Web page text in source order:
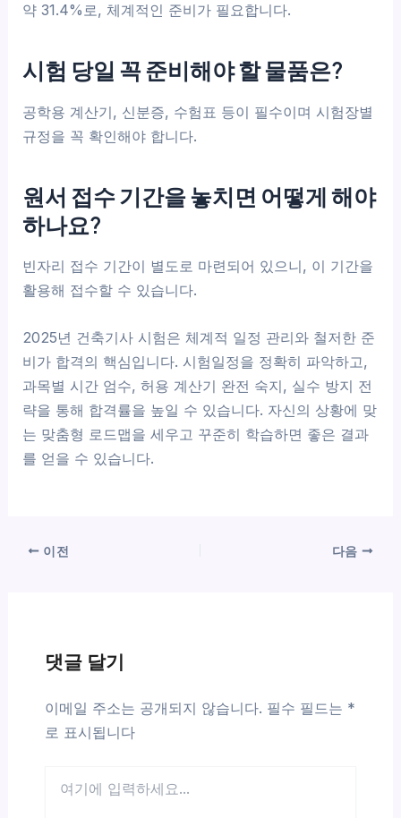
약 31.4%로, 체계적인 준비가 필요합니다.
시험 당일 꼭 준비해야 할 물품은?
공학용 계산기, 신분증, 수험표 등이 필수이며 시험장별
규정을 꼭 확인해야 합니다.
원서 접수 기간을 놓치면 어떻게 해야
하나요?
빈자리 접수 기간이 별도로 마련되어 있으니, 이 기간을
활용해 접수할 수 있습니다.
2025년 건축기사 시험은 체계적 일정 관리와 철저한 준
비가 합격의 핵심입니다. 시험일정을 정확히 파악하고,
과목별 시간 엄수, 허용 계산기 완전 숙지, 실수 방지 전
략을 통해 합격률을 높일 수 있습니다. 자신의 상황에 맞
는 맞춤형 로드맵을 세우고 꾸준히 학습하면 좋은 결과
를 얻을 수 있습니다.
이전 다음
댓글 달기
이메일 주소는 공개되지 않습니다. 필수 필드는 *
로 표시됩니다